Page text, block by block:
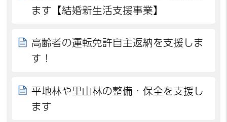
ます【結婚新生活支援事業】
高齢者の運転免許自主返納を支援しま
す！
平地林や里山林の整備・保全を支援し
ます